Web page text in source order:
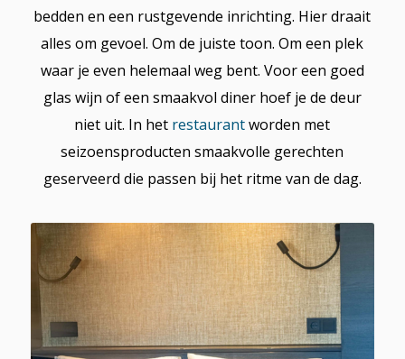
bedden en een rustgevende inrichting. Hier draait
alles om gevoel. Om de juiste toon. Om een plek
waar je even helemaal weg bent. Voor een goed
glas wijn of een smaakvol diner hoef je de deur
niet uit. In het restaurantworden met
seizoensproducten smaakvolle gerechten
geserveerd die passen bij het ritme van de dag.